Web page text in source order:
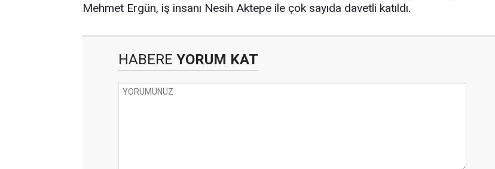
Mehmet Ergün, iş insanı Nesih Aktepe ile çok sayıda davetli katıldı.
HABERE YORUM KAT